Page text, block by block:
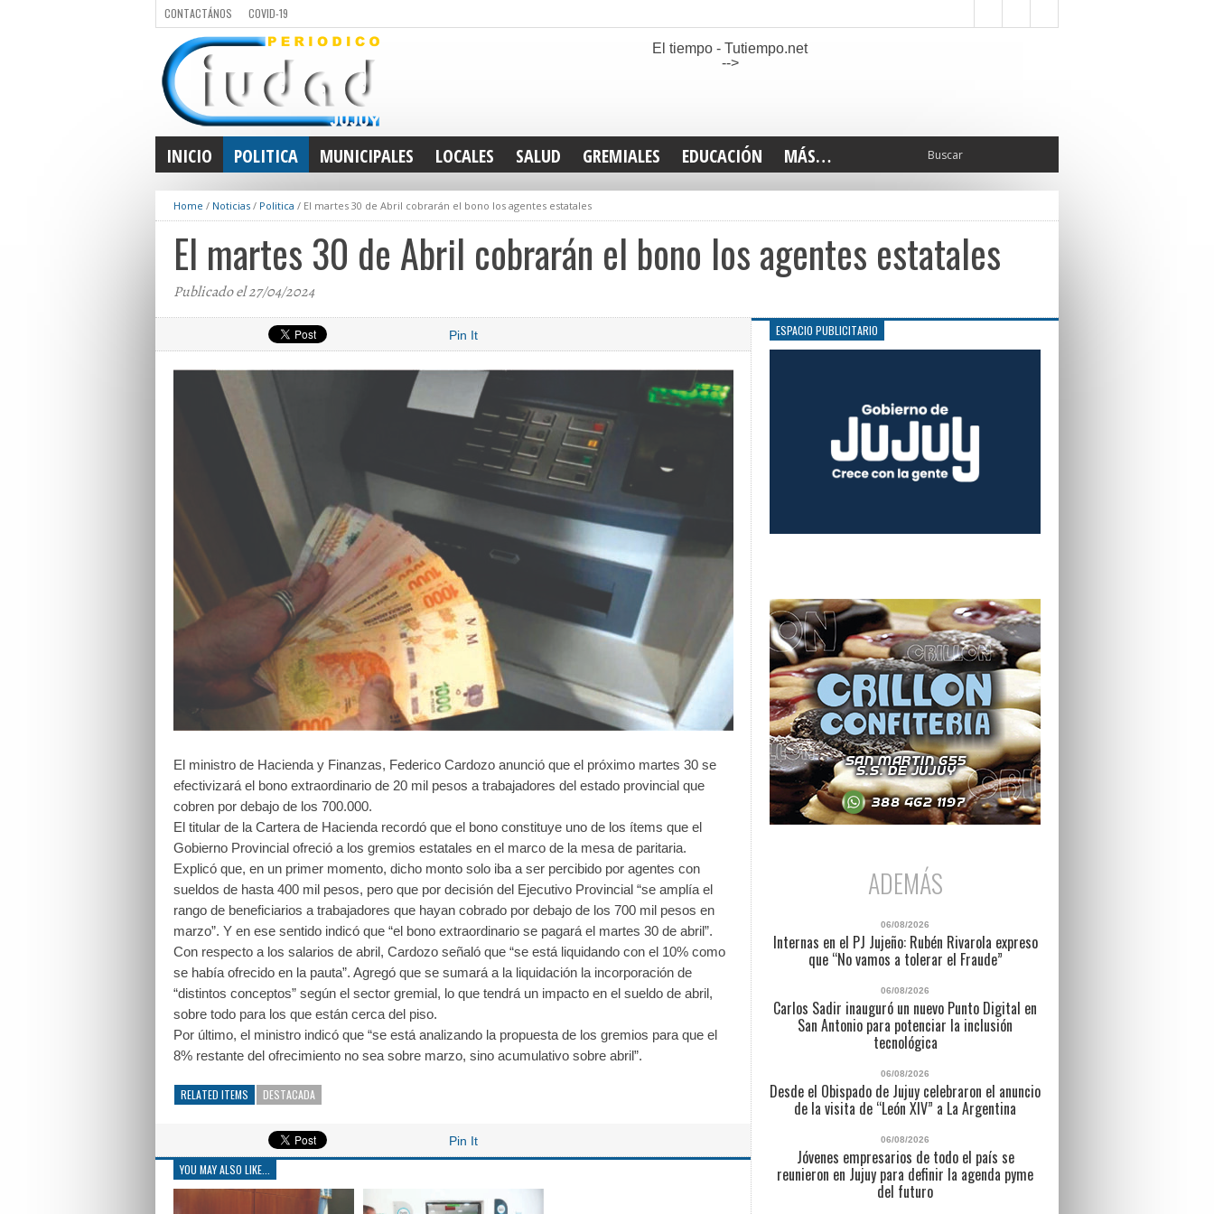
CONTACTÁNOS COVID-19
El tiempo - Tutiempo.net
-->
INICIO POLITICA MUNICIPALES LOCALES SALUD GREMIALES EDUCACIÓN MÁS…
INTERIOR
DEPORTES
ELECCIONES 2025
LEGISLATIVO
CULTURA
GENERAL
Home / Noticias / Politica / El martes 30 de Abril cobrarán el bono los agentes estatales
El martes 30 de Abril cobrarán el bono los agentes estatales
Publicado el 27/04/2024
Pin It
El ministro de Hacienda y Finanzas, Federico Cardozo anunció que el próximo martes 30 se
efectivizará el bono extraordinario de 20 mil pesos a trabajadores del estado provincial que
cobren por debajo de los 700.000.
El titular de la Cartera de Hacienda recordó que el bono constituye uno de los ítems que el
Gobierno Provincial ofreció a los gremios estatales en el marco de la mesa de paritaria.
Explicó que, en un primer momento, dicho monto solo iba a ser percibido por agentes con
sueldos de hasta 400 mil pesos, pero que por decisión del Ejecutivo Provincial “se amplía el
rango de beneficiarios a trabajadores que hayan cobrado por debajo de los 700 mil pesos en
marzo”. Y en ese sentido indicó que “el bono extraordinario se pagará el martes 30 de abril”.
Con respecto a los salarios de abril, Cardozo señaló que “se está liquidando con el 10% como
se había ofrecido en la pauta”. Agregó que se sumará a la liquidación la incorporación de
“distintos conceptos” según el sector gremial, lo que tendrá un impacto en el sueldo de abril,
sobre todo para los que están cerca del piso.
Por último, el ministro indicó que “se está analizando la propuesta de los gremios para que el
8% restante del ofrecimiento no sea sobre marzo, sino acumulativo sobre abril”.
RELATED ITEMS DESTACADA
Pin It
YOU MAY ALSO LIKE...
ESPACIO PUBLICITARIO
ADEMÁS
06/08/2026
Internas en el PJ Jujeño: Rubén Rivarola expreso
que “No vamos a tolerar el Fraude”
06/08/2026
Carlos Sadir inauguró un nuevo Punto Digital en
San Antonio para potenciar la inclusión
tecnológica
06/08/2026
Desde el Obispado de Jujuy celebraron el anuncio
de la visita de “León XIV” a La Argentina
06/08/2026
Jóvenes empresarios de todo el país se
reunieron en Jujuy para definir la agenda pyme
del futuro